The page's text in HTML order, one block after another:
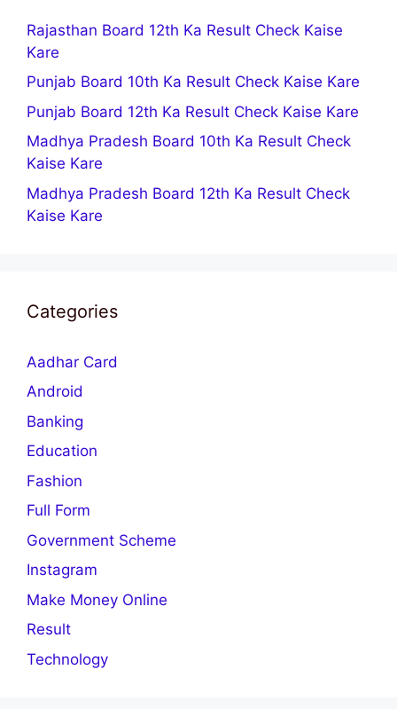
Rajasthan Board 12th Ka Result Check Kaise
Kare
Punjab Board 10th Ka Result Check Kaise Kare
Punjab Board 12th Ka Result Check Kaise Kare
Madhya Pradesh Board 10th Ka Result Check
Kaise Kare
Madhya Pradesh Board 12th Ka Result Check
Kaise Kare
Categories
Aadhar Card
Android
Banking
Education
Fashion
Full Form
Government Scheme
Instagram
Make Money Online
Result
Technology